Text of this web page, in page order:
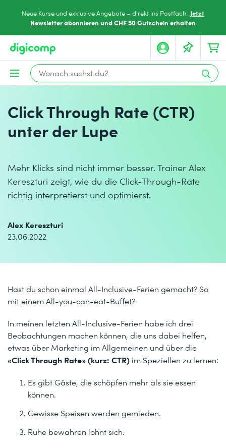
Neue Kurse und exklusive Angebote – direkt ins Postfach. Jetzt
Newsletter abonnieren und CHF 50 Gutschein erhalten
Click Through Rate (CTR)
unter der Lupe
Mehr Klicks sind nicht immer besser. Trainer Alex
Kereszturi zeigt, wie du die Click-Through-Rate
richtig interpretierst und optimierst.
Alex Kereszturi
23.06.2022
Hast du schon einmal All-Inclusive-Ferien gemacht? So
mit einem All-you-can-eat-Buffet?
In meinen letzten All-Inclusive-Ferien habe ich drei
Beobachtungen machen können, die uns dabei helfen,
etwas über Marketing im Allgemeinen und über die
«Click Through Rate» (kurz: CTR) im Speziellen zu lernen:
Es gibt Gäste, die schöpfen mehr als sie essen
können.
Gewisse Speisen werden gemieden.
Ruhe bewahren lohnt sich.